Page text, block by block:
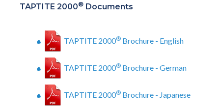
TAPTITE 2000® Documents
TAPTITE 2000® Brochure - English
TAPTITE 2000® Brochure - German
TAPTITE 2000® Brochure - Japanese